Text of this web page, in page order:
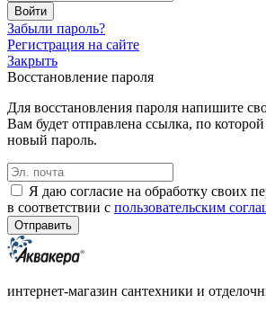
Забыли пароль?
Регистрация на сайте
Закрыть
Восстановление пароля
Для восстановления пароля напишите
Вам будет отправлена ссылка, по
новый пароль.
Я даю согласие на обработку своих
в соответствии с пользовательским
интернет-магазин сантехники и